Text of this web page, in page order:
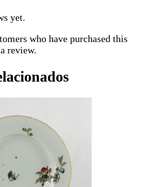
yet.
who have purchased this
review.